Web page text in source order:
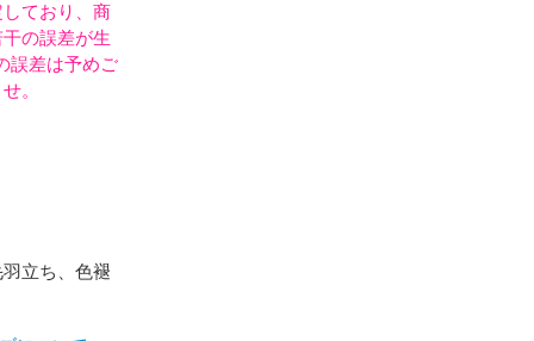
ており、商
の誤差が生
誤差は予めご
。
立ち、色褪